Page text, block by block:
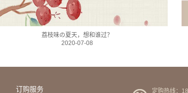
荔枝味の夏天，想和谁过？
2020-07-08
订购服务 定购热线：